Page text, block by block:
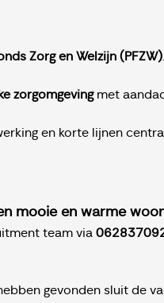
Zorg en Welzijn (PFZW).
zorgomgevingmet
en korte lijnen
mooie en warme
team via
gevonden sluit de